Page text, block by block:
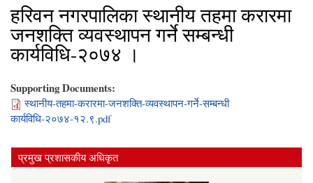
हरिवन नगरपालिका स्थानीय तहमा करारमा
जनशक्ति व्यवस्थापन गर्ने सम्बन्धी
कार्यविधि-२०७४ ।
Supporting Documents:
स्थानीय-तहमा-करारमा-जनशक्ति-व्यवस्थापन-गर्ने-सम्बन्धी
कार्यविधि-२०७४-१२.९.pdf
प्रमुख प्रशासकीय अधिकृत